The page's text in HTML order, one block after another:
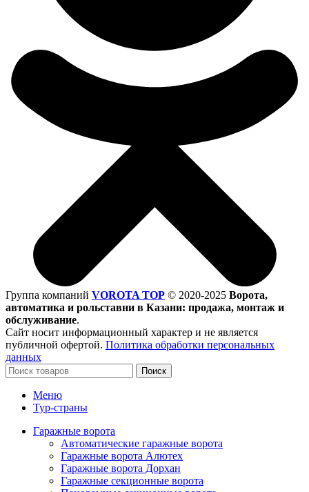
Группа компаний VOROTA TOP © 2020-2025 Ворота,
автоматика и рольставни в Казани: продажа, монтаж и
обслуживание.
Сайт носит информационный характер и не является
публичной офертой. Политика обработки персональных
данных
Поиск
Меню
Тур-страны
Гаражные ворота
Автоматические гаражные ворота
Гаражные ворота Алютех
Гаражные ворота Дорхан
Гаражные секционные ворота